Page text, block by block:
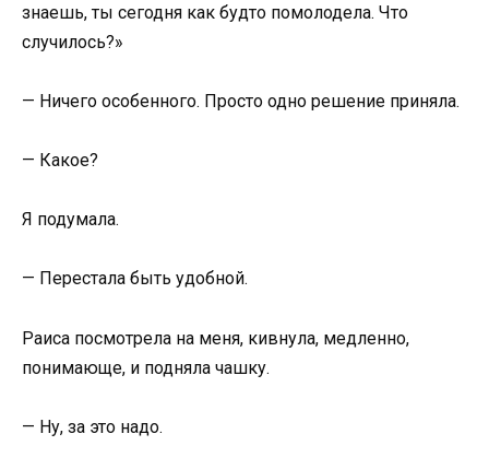
знаешь, ты сегодня как будто помолодела. Что
случилось?»
— Ничего особенного. Просто одно решение приняла.
— Какое?
Я подумала.
— Перестала быть удобной.
Раиса посмотрела на меня, кивнула, медленно,
понимающе, и подняла чашку.
— Ну, за это надо.